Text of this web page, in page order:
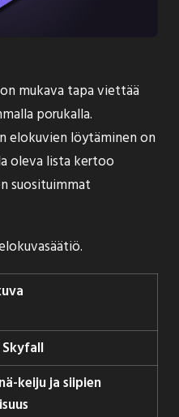
mukava tapa viettää
porukalla.
elokuvien löytäminen on
oleva lista kertoo
suosituimmat
.
keiju ja siipien